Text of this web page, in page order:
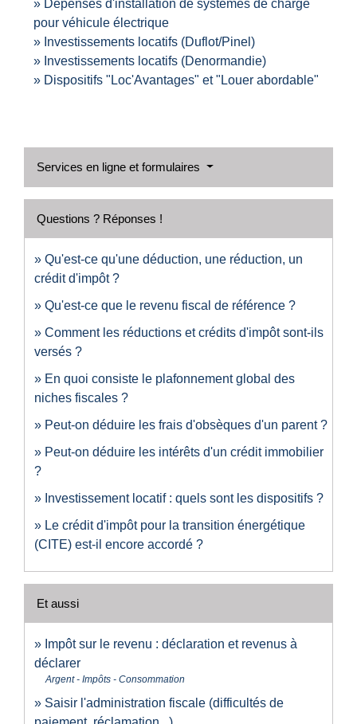
Dépenses d'installation de systèmes de charge
pour véhicule électrique
Investissements locatifs (Duflot/Pinel)
Investissements locatifs (Denormandie)
Dispositifs "Loc'Avantages" et "Louer abordable"
Services en ligne et formulaires
Questions ? Réponses !
Qu'est-ce qu'une déduction, une réduction, un
crédit d'impôt ?
Qu'est-ce que le revenu fiscal de référence ?
Comment les réductions et crédits d'impôt sont-ils
versés ?
En quoi consiste le plafonnement global des
niches fiscales ?
Peut-on déduire les frais d'obsèques d'un parent ?
Peut-on déduire les intérêts d'un crédit immobilier
?
Investissement locatif : quels sont les dispositifs ?
Le crédit d'impôt pour la transition énergétique
(CITE) est-il encore accordé ?
Et aussi
Impôt sur le revenu : déclaration et revenus à
déclarer
Argent - Impôts - Consommation
Saisir l'administration fiscale (difficultés de